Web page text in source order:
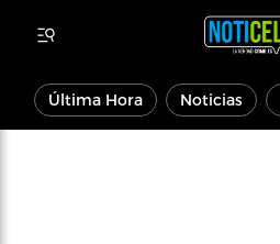
Última Hora Noticias